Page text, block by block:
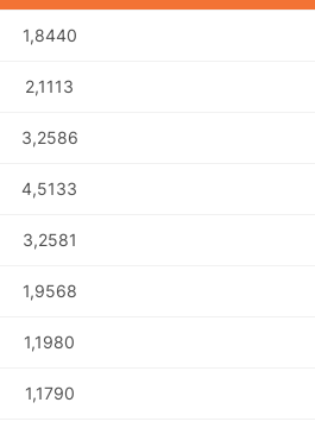
1,8440
2,1113
3,2586
4,5133
3,2581
1,9568
1,1980
1,1790